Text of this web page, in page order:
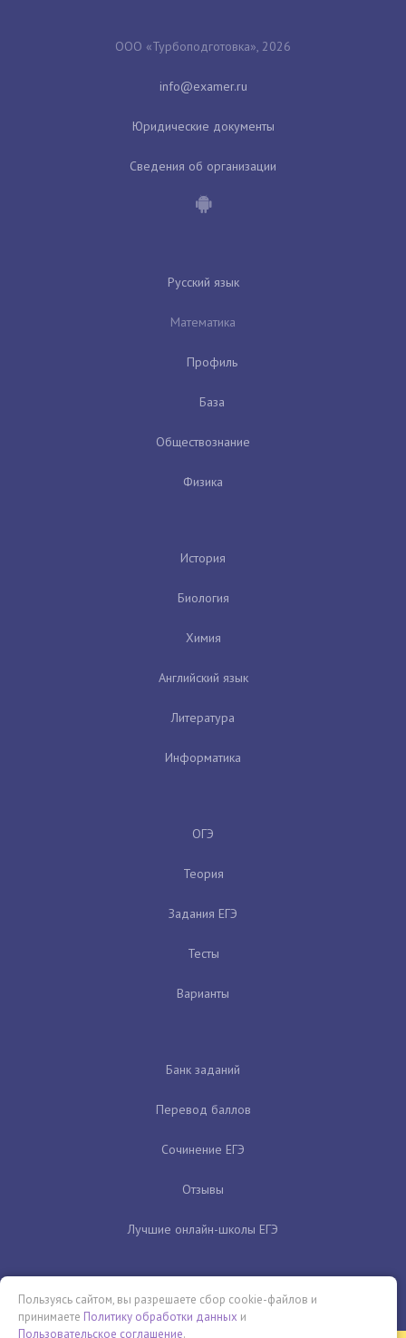
ООО «Турбоподготовка», 2026
Юридические документы
Сведения об организации
Русский язык
Математика
Профиль
База
Обществознание
Физика
История
Биология
Химия
Английский язык
Литература
Информатика
ОГЭ
Теория
Задания ЕГЭ
Тесты
Варианты
Банк заданий
Перевод баллов
Сочинение ЕГЭ
Отзывы
Лучшие онлайн-школы ЕГЭ
Пользуясь сайтом, вы разрешаете сбор cookie-файлов и
принимаете Политику обработки данных и
Пользовательское соглашение.